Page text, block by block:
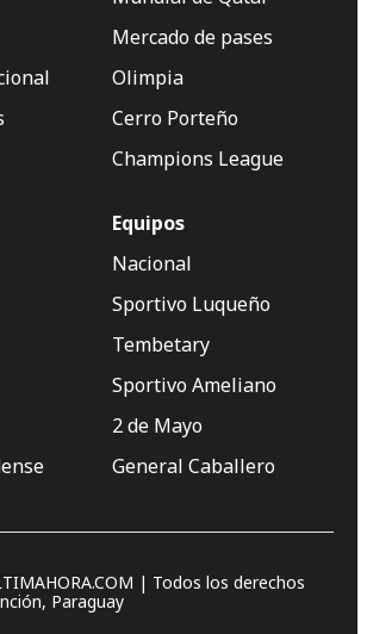
Mercado de pases
Olimpia
Cerro Porteño
Champions League
Equipos
Nacional
Sportivo Luqueño
Tembetary
Sportivo Ameliano
2 de Mayo
General Caballero
| Todos los derechos
Paraguay